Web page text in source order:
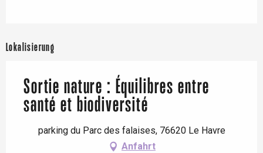
Lokalisierung
Sortie nature : Équilibres entre
santé et biodiversité
parking du Parc des falaises, 76620 Le Havre
Anfahrt